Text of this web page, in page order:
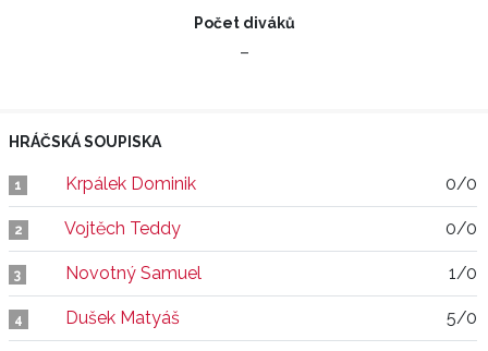
Počet diváků
–
HRÁČSKÁ SOUPISKA
1 Krpálek Dominik 0/0
2 Vojtěch Teddy 0/0
3 Novotný Samuel 1/0
4 Dušek Matyáš 5/0